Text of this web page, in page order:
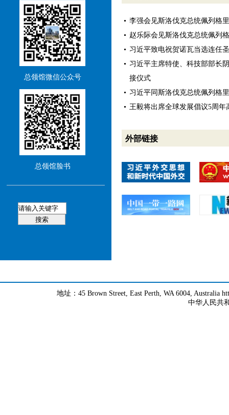
总领馆微信公众号
总领馆脸书
李强会见斯洛伐克总统佩列格
赵乐际会见斯洛伐克总统佩列
习近平致电祝贺诺瓦当选连任
习近平主席特使、科技部部长
接仪式
习近平同斯洛伐克总统佩列格
王毅将出席全球发展倡议5周年
外部链接
地址：45 Brown Street, East Perth, WA 6004, Australia
中华人民共